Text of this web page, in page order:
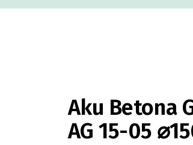
Aku Betona
AG 15-05